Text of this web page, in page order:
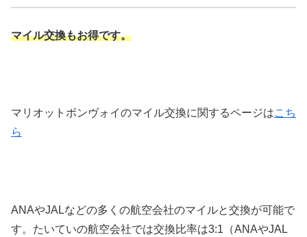
マイル交換もお得です。
マリオットボンヴォイのマイル交換に関するページはこち
ら
ANAやJALなどの多くの航空会社のマイルと交換が可能で
す。たいていの航空会社では交換比率は3:1（ANAやJAL